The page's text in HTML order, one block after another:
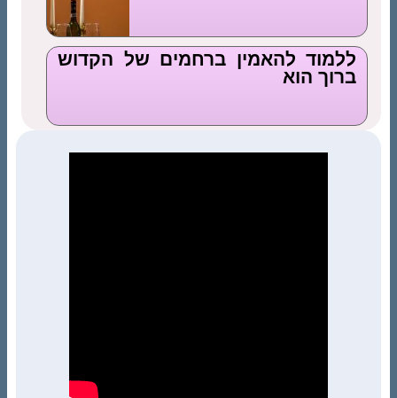
ללמוד להאמין ברחמים של הקדוש
ברוך הוא